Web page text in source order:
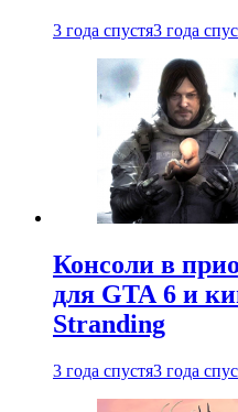
3 года спустя3 года
Консоли в
для GTA 6 и
Stranding
3 года спустя3 года